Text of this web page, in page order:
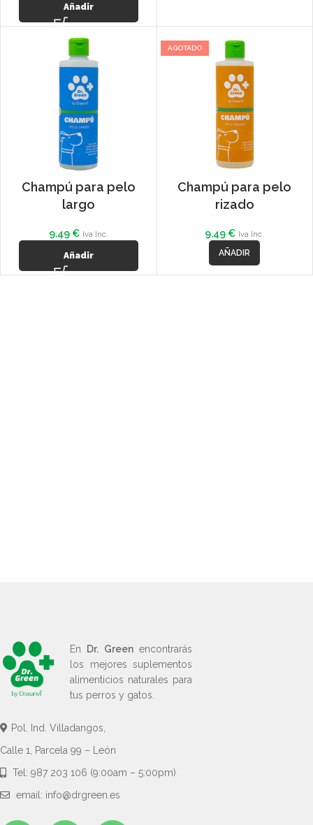
Añadir
Champú para pelo
largo
9,49 € Iva Inc.
Añadir
AGOTADO
Champú para pelo
rizado
9,49 € Iva Inc.
AÑADIR
En Dr. Greenencontrarás
los mejores suplementos
alimenticios naturales para
tus perros y gatos.
Pol. Ind. Villadangos,
Calle 1, Parcela 99 – León
Tel: 987 203 106 (9:00am – 5:00pm)
email: info@drgreen.es